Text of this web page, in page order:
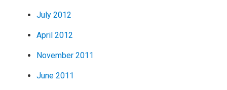
July 2012
April 2012
November 2011
June 2011